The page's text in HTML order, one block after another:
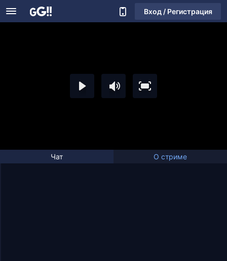
Вход / Регистрация
Чат О стриме